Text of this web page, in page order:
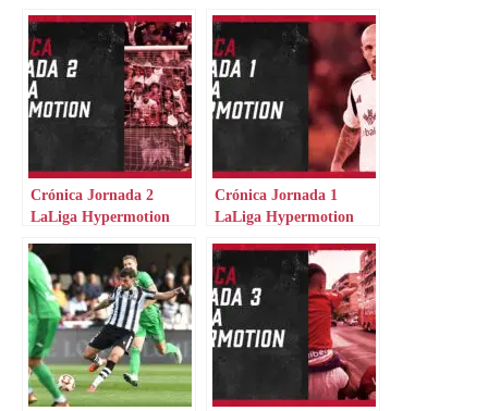
Crónica Jornada 2
LaLiga Hypermotion
Crónica Jornada 1
LaLiga Hypermotion